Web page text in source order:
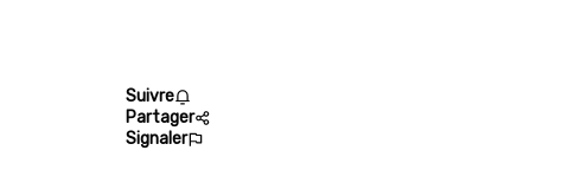
Suivre
Partager
Signaler